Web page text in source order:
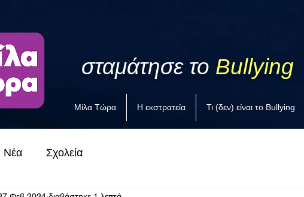
σταμάτησε το Bullying
Μίλα Τώρα Η εκστρατεία Τι (δεν) είναι το Bullying
Νέα Σχολεία